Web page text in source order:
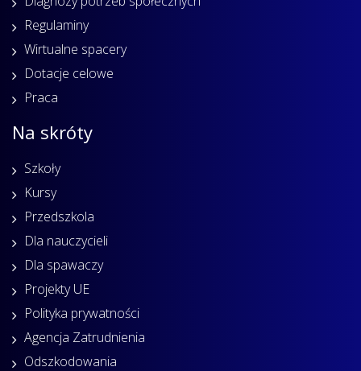
Regulaminy
Wirtualne spacery
Dotacje celowe
Praca
Na skróty
Szkoły
Kursy
Przedszkola
Dla nauczycieli
Dla spawaczy
Projekty UE
Polityka prywatności
Agencja Zatrudnienia
Odszkodowania